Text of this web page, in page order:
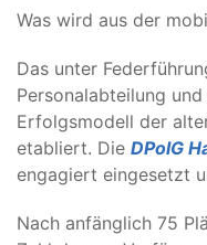
Was wird aus der
Das unter
Personalabteilung
Erfolgsmodell der
etabliert. Die DPolG
engagiert eingesetzt
Nach anfänglich 75